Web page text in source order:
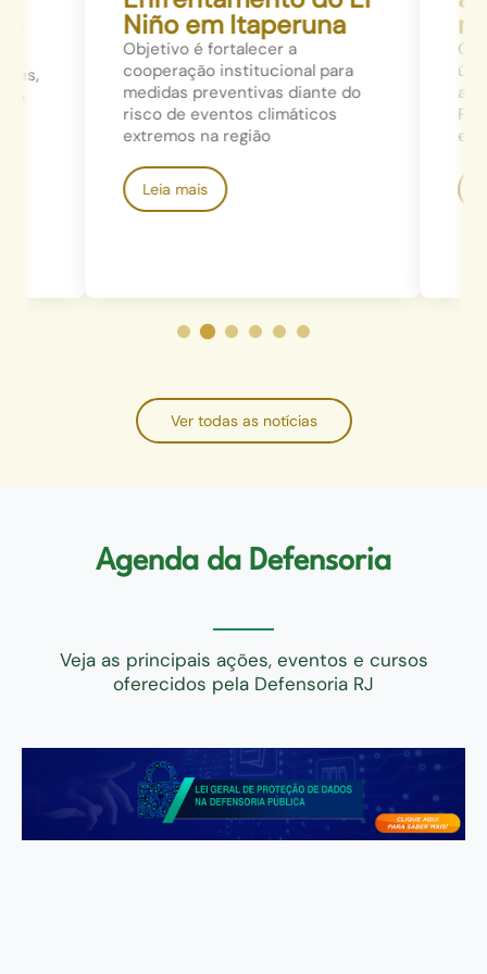
Niño em Itaperuna
Objetivo é fortalecer a
cooperação institucional para
medidas preventivas diante do
risco de eventos climáticos
extremos na região
Leia mais
O
e
Ver todas as notícias
Agenda da Defensoria
Veja as principais ações, eventos e cursos
oferecidos pela Defensoria RJ